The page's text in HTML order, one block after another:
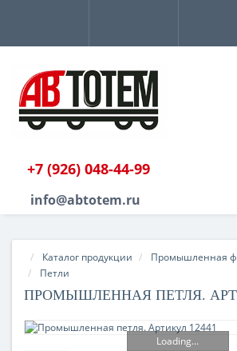
+7 (926) 048-44-99
info@abtotem.ru
Каталог продукции
Промышленная
Петли
ПРОМЫШЛЕННАЯ ПЕТЛЯ.
Loading...